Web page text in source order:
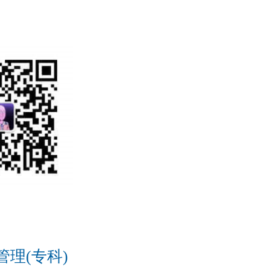
理(专科)